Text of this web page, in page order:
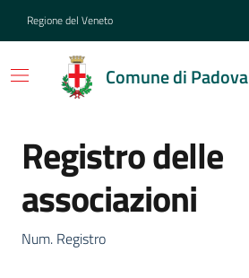
Regione del Veneto
Comune di Padova
Registro delle
associazioni
Num. Registro